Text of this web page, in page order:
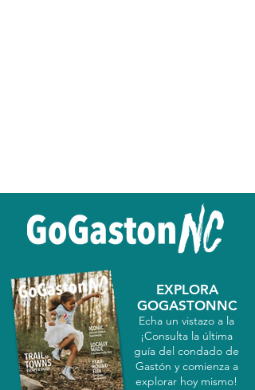
EXPLORA
GOGASTONNC
Echa un vistazo a la
¡Consulta la última
guía del condado de
Gastón y comienza a
explorar hoy mismo!